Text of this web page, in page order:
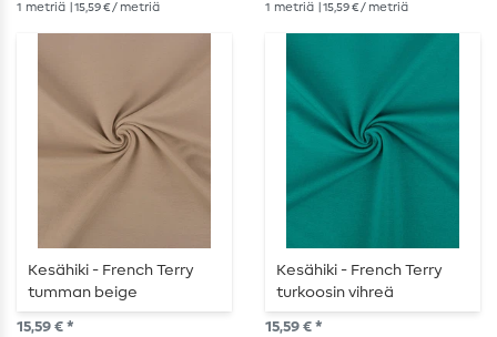
1 metriä | 15,59 € / metriä 1 metriä | 15,59 € / metriä
Kesähiki - French Terry
tumman beige
15,59 € *
Kesähiki - French Terry
turkoosin vihreä
15,59 € *